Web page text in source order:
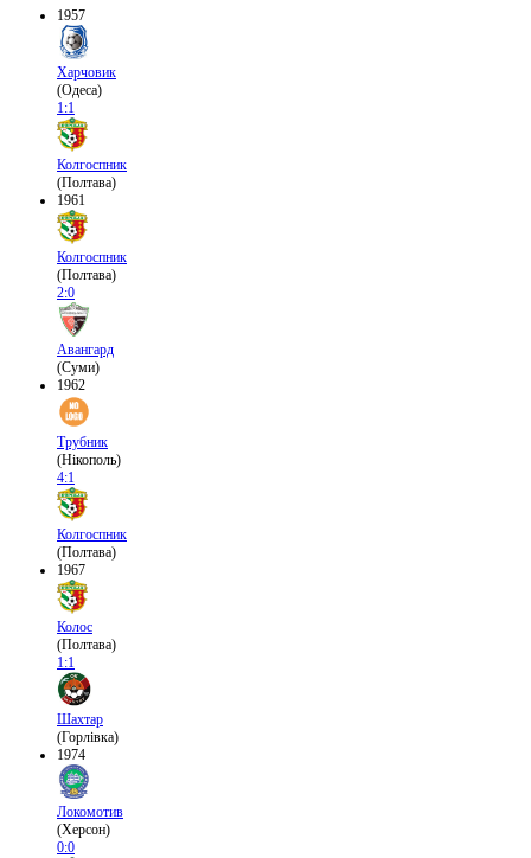
1957
Харчовик
(Одеса)
1:1
Колгоспник
(Полтава)
1961
Колгоспник
(Полтава)
2:0
Авангард
(Суми)
1962
Трубник
(Нікополь)
4:1
Колгоспник
(Полтава)
1967
Колос
(Полтава)
1:1
Шахтар
(Горлівка)
1974
Локомотив
(Херсон)
0:0